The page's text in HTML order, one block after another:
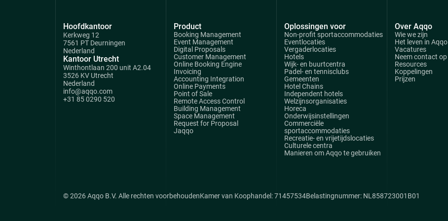
Hoofdkantoor
Kerkweg 12
7561 PT Deurningen
Nederland
Kantoor Utrecht
Winthontlaan 200 unit A2.04
3526 KV Utrecht
Nederland
info@aqqo.com
+31 85 0290 520
Product
Booking Management
Event Management
Digital Proposals
Customer Management
Online Booking Engine
Invoicing
Accounting Integration
Online Payments
Point of Sale
Remote Access Control
Building Management
Space Management
Request for Proposal
Jaqqo
Oplossingen voor
Non-profit sportaccommodaties
Eventlocaties
Vergaderlocaties
Hotels
Wijk- en buurtcentra
Padel- en tennisclubs
Gemeenten
Hotel Chains
Independent hotels
Welzijnsorganisaties
Horeca
Onderwijsinstellingen
Commerciële
sportaccommodaties
Recreatie- en vrijetijdslocaties
Culturele centra
Manieren om Aqqo te gebruiken
Over Aqqo
Wie we zijn
Het leven in Aqqo
Vacatures
Neem contact op
Resources
Koppelingen
Prijzen
© 2026 Aqqo B.V. Alle rechten voorbehoudenKamer van Koophandel: 71457534Belastingnummer: NL858723001B01